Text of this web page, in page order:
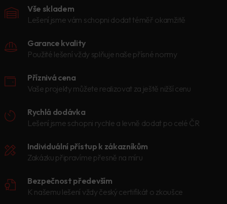
Vše skladem
Lešení jsme vám schopni dodat téměř okamžitě
Garance kvality
Použité lešení vždy splňuje naše přísné normy
Příznivá cena
Vaše projekty můžete realizovat za ještě nižší cenu
Rychlá dodávka
Lešení jsme schopni rychle a levně dodat po celé ČR
Individuální přístup k zákazníkům
Zakázku připravíme přesně na míru
Bezpečnost především
K našemu lešení vždy český certifikát o zkoušce